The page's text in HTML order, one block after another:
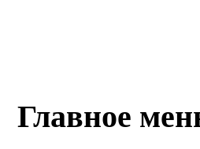
Главное